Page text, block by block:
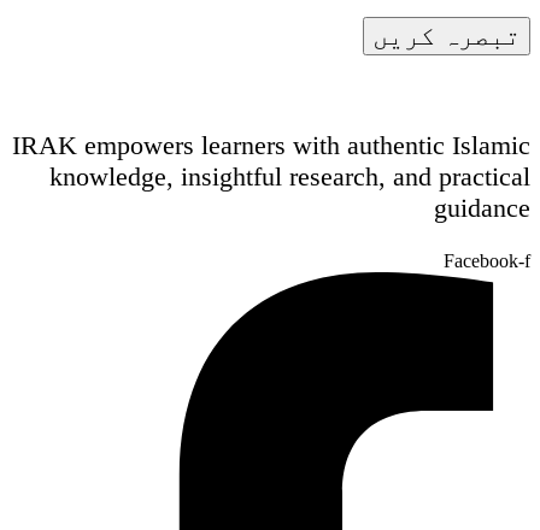
IRAK empowers learners with authentic Islamic
knowledge, insightful research, and practical
guidance
Facebook-f